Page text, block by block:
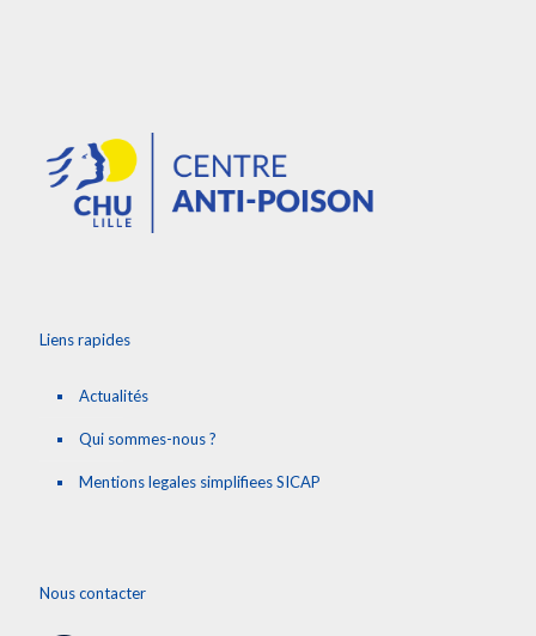
Liens rapides
Actualités
Qui sommes-nous ?
Mentions legales simplifiees SICAP
Nous contacter